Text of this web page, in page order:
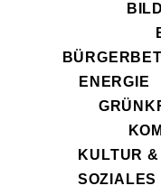
ENERGIE
KULTUR
SOZIALES